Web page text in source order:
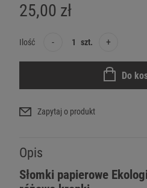
25,00 zł
Ilość - szt. +
Do
Zapytaj o produkt
Opis
Słomki papierowe